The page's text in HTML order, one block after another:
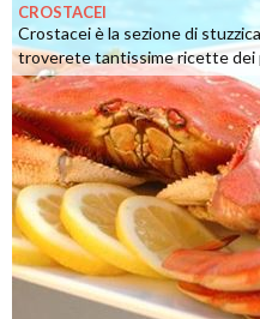
CROSTACEI
Crostacei è la sezione di
troverete tantissime ricette dei